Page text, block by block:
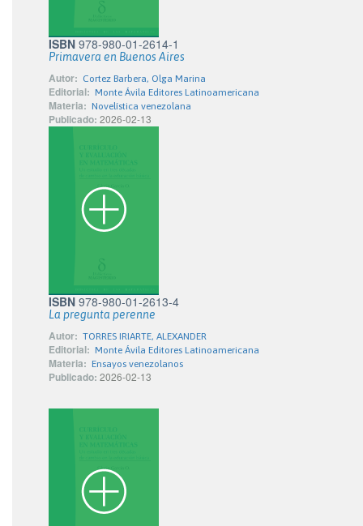
ISBN 978-980-01-2614-1
Primavera en Buenos Aires
Autor: Cortez Barbera, Olga Marina
Editorial: Monte Ávila Editores Latinoamericana
Materia: Novelística venezolana
Publicado: 2026-02-13
ISBN 978-980-01-2613-4
La pregunta perenne
Autor: TORRES IRIARTE, ALEXANDER
Editorial: Monte Ávila Editores Latinoamericana
Materia: Ensayos venezolanos
Publicado: 2026-02-13